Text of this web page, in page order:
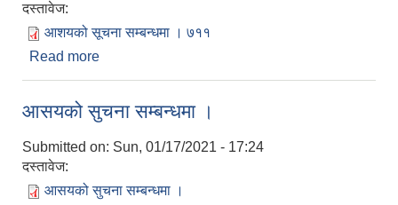
दस्तावेज:
आशयको सूचना सम्बन्धमा । ७११
Read more
आसयको सुचना सम्बन्धमा ।
Submitted on: Sun, 01/17/2021 - 17:24
दस्तावेज:
आसयको सुचना सम्बन्धमा ।